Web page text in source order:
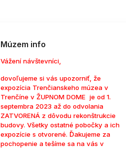
Múzem info
Vážení návštevníci,
dovoľujeme si vás upozorniť, že
expozícia Trenčianskeho múzea v
Trenčíne v ŽUPNOM DOME je od 1.
septembra 2023 až do odvolania
ZATVORENÁ z dôvodu rekonštrukcie
budovy. Všetky ostatné pobočky a ich
expozície s otvorené. Ďakujeme za
pochopenie a tešíme sa na vás v